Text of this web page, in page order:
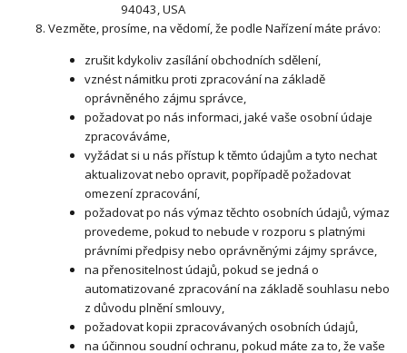
94043, USA
Vezměte, prosíme, na vědomí, že podle Nařízení máte právo:
zrušit kdykoliv zasílání obchodních sdělení,
vznést námitku proti zpracování na základě
oprávněného zájmu správce,
požadovat po nás informaci, jaké vaše osobní údaje
zpracováváme,
vyžádat si u nás přístup k těmto údajům a tyto nechat
aktualizovat nebo opravit, popřípadě požadovat
omezení zpracování,
požadovat po nás výmaz těchto osobních údajů, výmaz
provedeme, pokud to nebude v rozporu s platnými
právními předpisy nebo oprávněnými zájmy správce,
na přenositelnost údajů, pokud se jedná o
automatizované zpracování na základě souhlasu nebo
z důvodu plnění smlouvy,
požadovat kopii zpracovávaných osobních údajů,
na účinnou soudní ochranu, pokud máte za to, že vaše